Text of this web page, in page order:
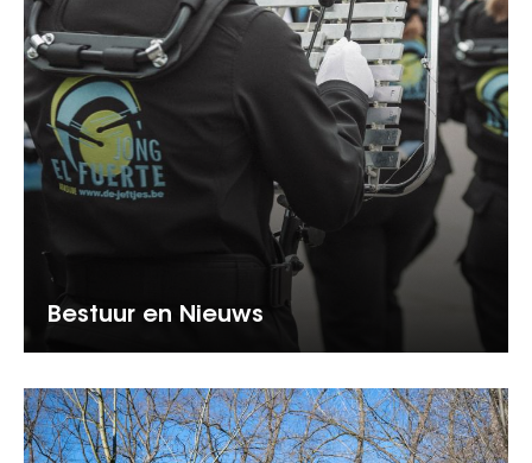
Bestuur en Nieuws